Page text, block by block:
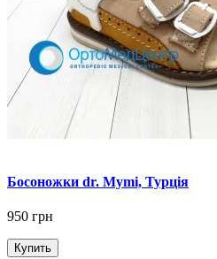
Босоножки dr. Mymi, Турція
950 грн
Купить